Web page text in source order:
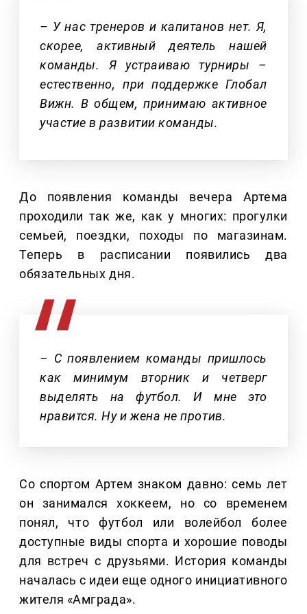
– У нас тренеров и капитанов нет. Я,
скорее, активный деятель нашей
команды. Я устраиваю турниры –
естественно, при поддержке Глобал
Вижн. В общем, принимаю активное
участие в развитии команды.
До появления команды вечера Артема
проходили так же, как у многих: прогулки
семьей, поездки, походы по магазинам.
Теперь в расписании появились два
обязательных дня.
– С появлением команды пришлось
как минимум вторник и четверг
выделять на футбол. И мне это
нравится. Ну и жена не против.
Со спортом Артем знаком давно: семь лет
он занимался хоккеем, но со временем
понял, что футбол или волейбол более
доступные виды спорта и хорошие поводы
для встреч с друзьями. История команды
началась с идеи еще одного инициативного
жителя «Амграда».